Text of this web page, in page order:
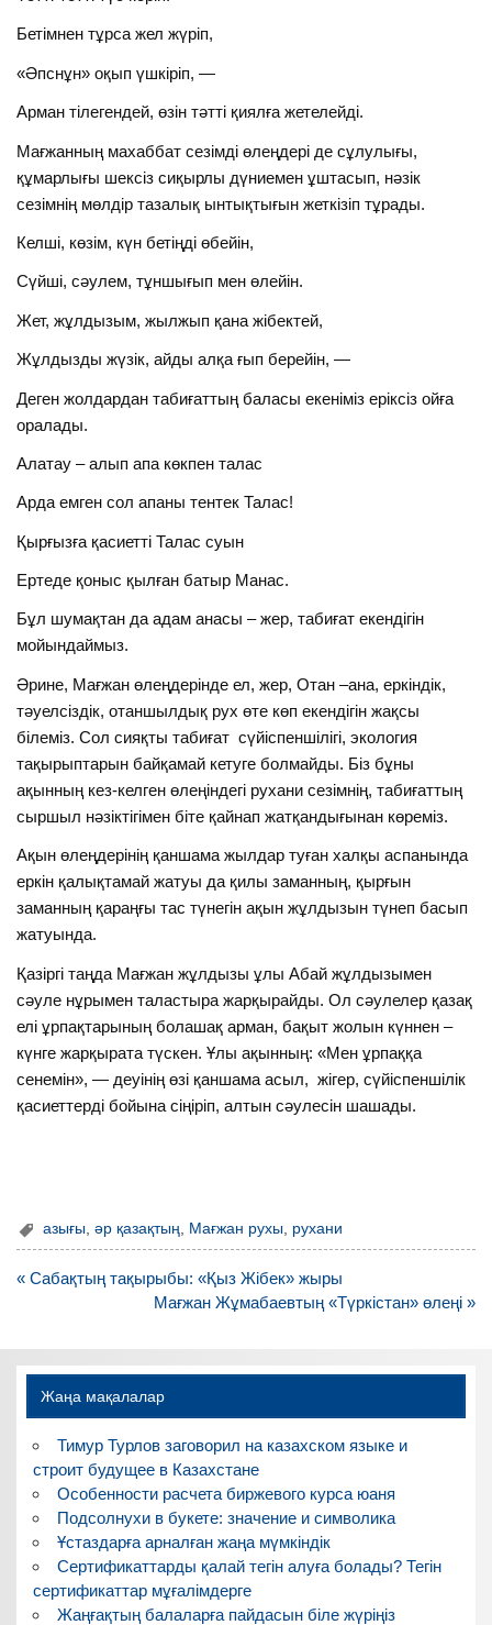
Бетімнен тұрса жел жүріп,
«Әпснұн» оқып үшкіріп, —
Арман тілегендей, өзін тәтті қиялға жетелейді.
Мағжанның махаббат сезімді өлеңдері де сұлулығы,
құмарлығы шексіз сиқырлы дүниемен ұштасып, нәзік
сезімнің мөлдір тазалық ынтықтығын жеткізіп тұрады.
Келші, көзім, күн бетіңді өбейін,
Сүйші, сәулем, тұншығып мен өлейін.
Жет, жұлдызым, жылжып қана жібектей,
Жұлдызды жүзік, айды алқа ғып берейін, —
Деген жолдардан табиғаттың баласы екеніміз еріксіз ойға
оралады.
Алатау – алып апа көкпен талас
Арда емген сол апаны тентек Талас!
Қырғызға қасиетті Талас суын
Ертеде қоныс қылған батыр Манас.
Бұл шумақтан да адам анасы – жер, табиғат екендігін
мойындаймыз.
Әрине, Мағжан өлеңдерінде ел, жер, Отан –ана, еркіндік,
тәуелсіздік, отаншылдық рух өте көп екендігін жақсы
білеміз. Сол сияқты табиғат сүйіспеншілігі, экология
тақырыптарын байқамай кетуге болмайды. Біз бұны
ақынның кез-келген өлеңіндегі рухани сезімнің, табиғаттың
сыршыл нәзіктігімен біте қайнап жатқандығынан көреміз.
Ақын өлеңдерінің қаншама жылдар туған халқы аспанында
еркін қалықтамай жатуы да қилы заманның, қырғын
заманның қараңғы тас түнегін ақын жұлдызын түнеп басып
жатуында.
Қазіргі таңда Мағжан жұлдызы ұлы Абай жұлдызымен
сәуле нұрымен таластыра жарқырайды. Ол сәулелер қазақ
елі ұрпақтарының болашақ арман, бақыт жолын күннен –
күнге жарқырата түскен. Ұлы ақынның: «Мен ұрпаққа
сенемін», — деуінің өзі қаншама асыл, жігер, сүйіспеншілік
қасиеттерді бойына сіңіріп, алтын сәулесін шашады.
азығы,әр қазақтың, Мағжан рухы, рухани
Навигация
« Сабақтың тақырыбы: «Қыз Жібек» жыры
Мағжан Жұмабаевтың «Түркістан» өлеңі »
Жаңа мақалалар
Тимур Турлов заговорил на казахском языке и
строит будущее в Казахстане
Особенности расчета биржевого курса юаня
Подсолнухи в букете: значение и символика
Ұстаздарға арналған жаңа мүмкіндік
Сертификаттарды қалай тегін алуға болады? Тегін
сертификаттар мұғалімдерге
Жаңғақтың балаларға пайдасын біле жүріңіз